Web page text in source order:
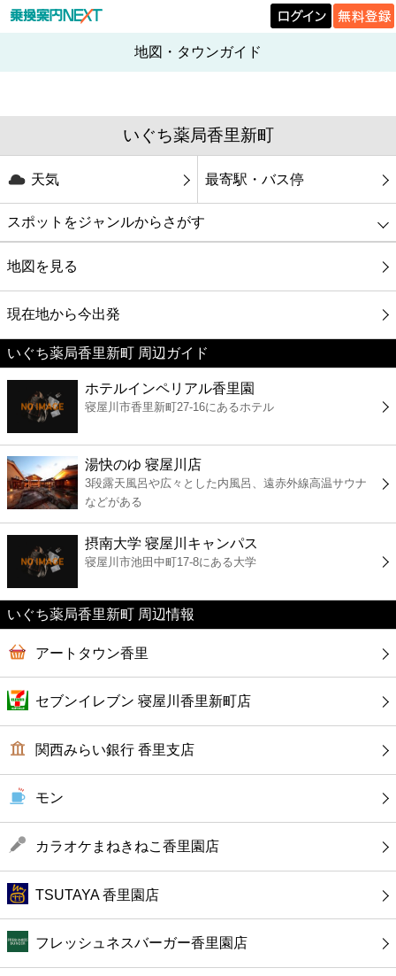
地図・タウンガイド
いぐち薬局香里新町
天気 最寄駅・バス停
スポットをジャンルからさがす
グルメ
映画
美容
コンビニ
薬局
スーパー
エンタメ
レジャー
書店
ファミレス
ファーストフード
カフェ
ショッピング
銀行
公共
地図を見る
現在地から今出発
いぐち薬局香里新町 周辺ガイド
ホテルインペリアル香里園
寝屋川市香里新町27-16にあるホテル
湯快のゆ 寝屋川店
3段露天風呂や広々とした内風呂、遠赤外線高温サウナ
などがある
摂南大学 寝屋川キャンパス
寝屋川市池田中町17-8にある大学
いぐち薬局香里新町 周辺情報
アートタウン香里
セブンイレブン 寝屋川香里新町店
関西みらい銀行 香里支店
モン
カラオケまねきねこ香里園店
TSUTAYA 香里園店
フレッシュネスバーガー香里園店